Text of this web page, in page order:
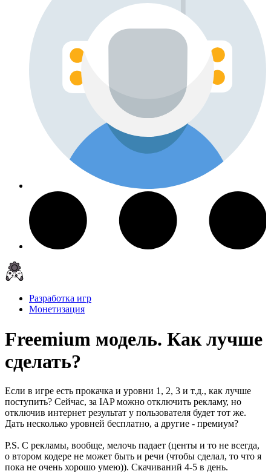
Разработка игр
Монетизация
Freemium модель. Как лучше
сделать?
Если в игре есть прокачка и уровни 1, 2, 3 и т.д., как лучше
поступить? Сейчас, за IAP можно отключить рекламу, но
отключив интернет результат у пользователя будет тот же.
Дать несколько уровней бесплатно, а другие - премиум?
P.S. С рекламы, вообще, мелочь падает (центы и то не всегда,
о втором кодере не может быть и речи (чтобы сделал, то что я
пока не очень хорошо умею)). Скачиваний 4-5 в день.